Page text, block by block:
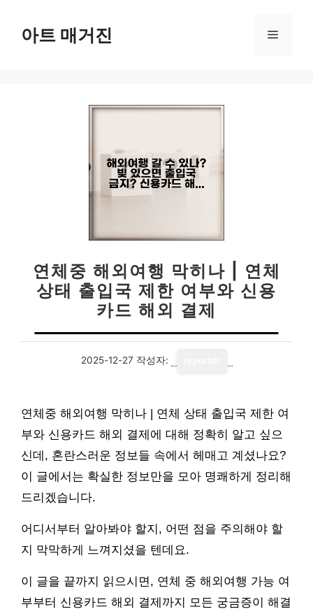
아트 매거진 메
연체중 해외여행 막히나 | 연체
상태 출입국 제한 여부와 신용
카드 해외 결제
2025-12-27 작성자:
연체중 해외여행 막히나 | 연체 상태 출입국 제한 여
부와 신용카드 해외 결제에 대해 정확히 알고 싶으
신데, 혼란스러운 정보들 속에서 헤매고 계셨나요?
이 글에서는 확실한 정보만을 모아 명쾌하게 정리해
드리겠습니다.
어디서부터 알아봐야 할지, 어떤 점을 주의해야 할
지 막막하게 느껴지셨을 텐데요.
이 글을 끝까지 읽으시면, 연체 중 해외여행 가능 여
부부터 신용카드 해외 결제까지 모든 궁금증이 해결